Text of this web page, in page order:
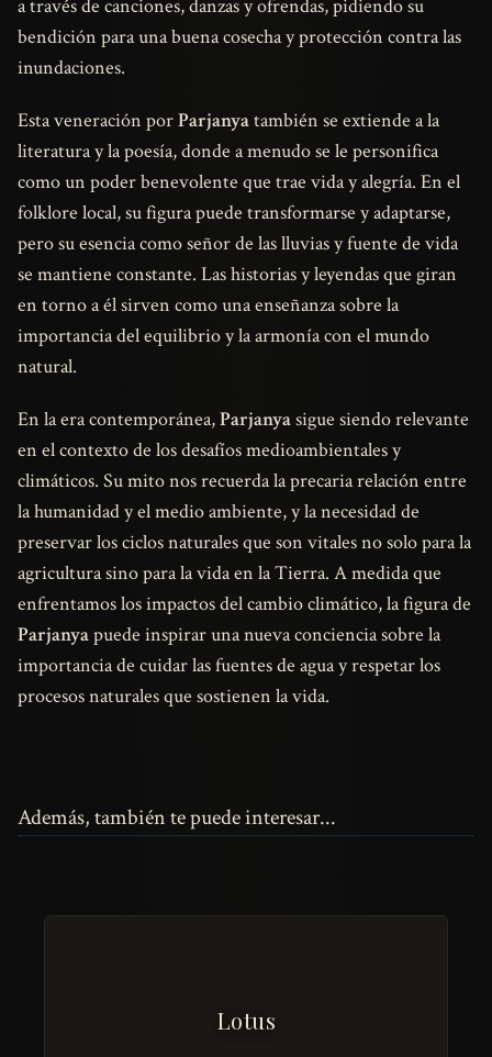
a través de canciones, danzas y ofrendas, pidiendo su
bendición para una buena cosecha y protección contra las
inundaciones.
Esta veneración porParjanyatambién se extiende a la
literatura y la poesía, donde a menudo se le personifica
como un poder benevolente que trae vida y alegría. En el
folklore local, su figura puede transformarse y adaptarse,
pero su esencia como señor de las lluvias y fuente de vida
se mantiene constante. Las historias y leyendas que giran
en torno a él sirven como una enseñanza sobre la
importancia del equilibrio y la armonía con el mundo
natural.
En la era contemporánea,Parjanyasigue siendo relevante
en el contexto de los desafíos medioambientales y
climáticos. Su mito nos recuerda la precaria relación entre
la humanidad y el medio ambiente, y la necesidad de
preservar los ciclos naturales que son vitales no solo para la
agricultura sino para la vida en la Tierra. A medida que
enfrentamos los impactos del cambio climático, la figura de
Parjanyapuede inspirar una nueva conciencia sobre la
importancia de cuidar las fuentes de agua y respetar los
procesos naturales que sostienen la vida.
Además, también te puede interesar...
Lotus